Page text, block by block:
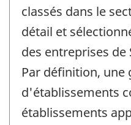
classés dans le
détail et
des entreprises de
Par définition, une
d'établissements
établissements